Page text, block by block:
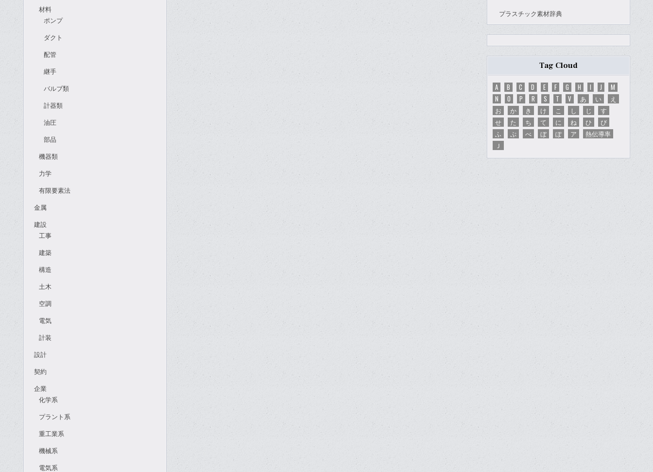
材料
ポンプ
ダクト
配管
継手
バルブ類
計器類
油圧
部品
機器類
力学
有限要素法
金属
建設
工事
建築
構造
土木
空調
電気
計装
設計
契約
企業
化学系
プラント系
重工業系
機械系
電気系
プラスチック素材辞典
Tag Cloud
A B C D E F G H I J
M
N
O P R S T V あ い
え
お
か き け こ し じ
す
せ
た ち て に ね ひ
び
ふ
ぷ べ ぼ ぽ ア
熱伝導率
Ｊ